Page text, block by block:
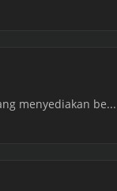
menyediakan be...